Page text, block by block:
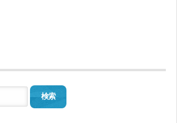
検索